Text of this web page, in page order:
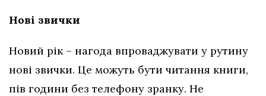
Нові звички
Новий рік – нагода впроваджувати у рутину
нові звички. Це можуть бути читання книги,
пів години без телефону зранку. Не